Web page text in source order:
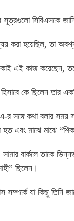
সূত্রগুলো সিবিএসকে
করা হয়েছিল, তা
এই কাজ করেছেন,
কে ছিলেন তার
র সঙ্গে কথা বলার সময়
হত এবং মাঝে মাঝে
বার্কলে তাকে
ছিলেন।
সম্পর্কে যা কিছু